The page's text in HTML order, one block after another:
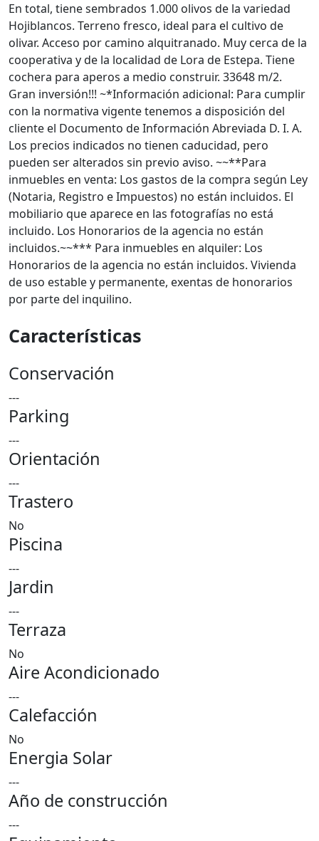
En total, tiene sembrados 1.000 olivos de la variedad
Hojiblancos. Terreno fresco, ideal para el cultivo de
olivar. Acceso por camino alquitranado. Muy cerca de la
cooperativa y de la localidad de Lora de Estepa. Tiene
cochera para aperos a medio construir. 33648 m/2.
Gran inversión!!! ~*Información adicional: Para cumplir
con la normativa vigente tenemos a disposición del
cliente el Documento de Información Abreviada D. I. A.
Los precios indicados no tienen caducidad, pero
pueden ser alterados sin previo aviso. ~~**Para
inmuebles en venta: Los gastos de la compra según Ley
(Notaria, Registro e Impuestos) no están incluidos. El
mobiliario que aparece en las fotografías no está
incluido. Los Honorarios de la agencia no están
incluidos.~~*** Para inmuebles en alquiler: Los
Honorarios de la agencia no están incluidos. Vivienda
de uso estable y permanente, exentas de honorarios
por parte del inquilino.
Características
Conservación
---
Parking
---
Orientación
---
Trastero
No
Piscina
---
Jardin
---
Terraza
No
Aire Acondicionado
---
Calefacción
No
Energia Solar
---
Año de construcción
---